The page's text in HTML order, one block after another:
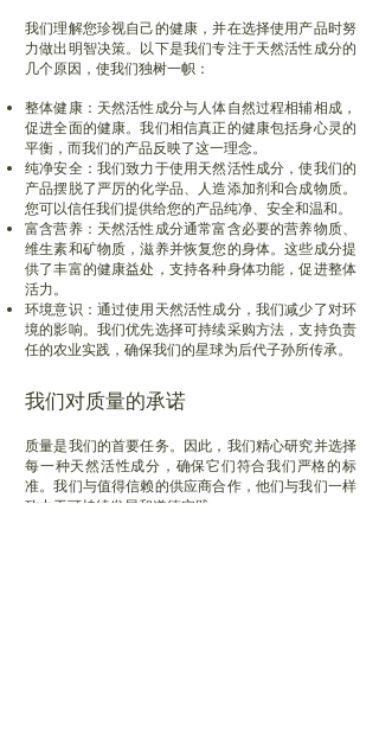
我们理解您珍视自己的健康，并在选择使用产品时努
力做出明智决策。以下是我们专注于天然活性成分的
几个原因，使我们独树一帜：
整体健康：天然活性成分与人体自然过程相辅相成，
促进全面的健康。我们相信真正的健康包括身心灵的
平衡，而我们的产品反映了这一理念。
纯净安全：我们致力于使用天然活性成分，使我们的
产品摆脱了严厉的化学品、人造添加剂和合成物质。
您可以信任我们提供给您的产品纯净、安全和温和。
富含营养：天然活性成分通常富含必要的营养物质、
维生素和矿物质，滋养并恢复您的身体。这些成分提
供了丰富的健康益处，支持各种身体功能，促进整体
活力。
环境意识：通过使用天然活性成分，我们减少了对环
境的影响。我们优先选择可持续采购方法，支持负责
任的农业实践，确保我们的星球为后代子孙所传承。
我们对质量的承诺
质量是我们的首要任务。因此，我们精心研究并选择
每一种天然活性成分，确保它们符合我们严格的标
准。我们与值得信赖的供应商合作，他们与我们一样
致力于可持续发展和道德实践。